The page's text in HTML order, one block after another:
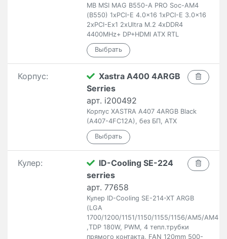
MB MSI MAG B550-A PRO Soc-AM4
(B550) 1xPCI-E 4.0x16 1xPCI-E 3.0x16
2xPCI-Ex1 2xUltra M.2 4xDDR4
4400MHz+ DP+HDMI ATX RTL
Корпус:
Xastra A400 4ARGB
Serries
арт. i200492
Корпус XASTRA A407 4ARGB Black
(A407-4FC12A), без БП, ATX
Кулер:
ID-Cooling SE-224
serries
арт. 77658
Кулер ID-Cooling SE-214-XT ARGB
(LGA
1700/1200/1151/1150/1155/1156/AM5/AM4
,TDP 180W, PWM, 4 тепл.трубки
прямого контакта, FAN 120mm 500-